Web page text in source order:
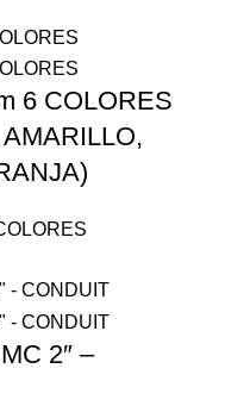
6 COLORES
2″ –